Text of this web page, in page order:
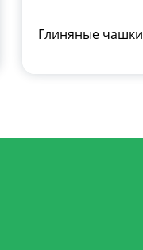
Глиняные чашки